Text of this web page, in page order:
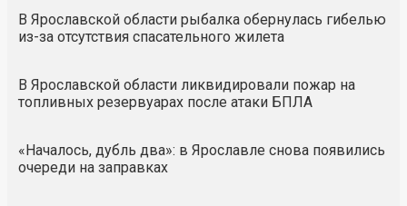
В Ярославской области рыбалка обернулась гибелью
из-за отсутствия спасательного жилета
В Ярославской области ликвидировали пожар на
топливных резервуарах после атаки БПЛА
«Началось, дубль два»: в Ярославле снова появились
очереди на заправках